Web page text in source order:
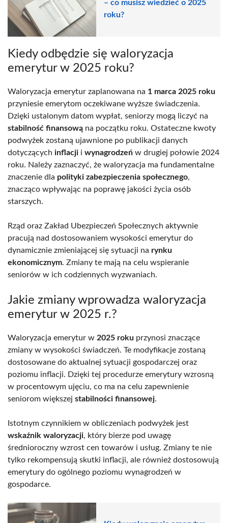
– co musisz wiedzieć o 2025
roku?
Kiedy odbędzie się waloryzacja
emerytur w 2025 roku?
Waloryzacja emerytur zaplanowana na 1 marca 2025 roku
przyniesie emerytom oczekiwane wyższe świadczenia.
Dzięki ustalonym datom wypłat, seniorzy mogą liczyć na
stabilność finansową na początku roku. Ostateczne kwoty
podwyżek zostaną ujawnione po publikacji danych
dotyczących inflacji i wynagrodzeń w drugiej połowie 2024
roku. Należy zaznaczyć, że waloryzacja ma fundamentalne
znaczenie dla polityki zabezpieczenia społecznego,
znacząco wpływając na poprawę jakości życia osób
starszych.
Rząd oraz Zakład Ubezpieczeń Społecznych aktywnie
pracują nad dostosowaniem wysokości emerytur do
dynamicznie zmieniającej się sytuacji na rynku
ekonomicznym. Zmiany te mają na celu wspieranie
seniorów w ich codziennych wyzwaniach.
Jakie zmiany wprowadza waloryzacja
emerytur w 2025 r.?
Waloryzacja emerytur w 2025 roku przynosi znaczące
zmiany w wysokości świadczeń. Te modyfikacje zostaną
dostosowane do aktualnej sytuacji gospodarczej oraz
poziomu inflacji. Dzięki tej procedurze emerytury wzrosną
w procentowym ujęciu, co ma na celu zapewnienie
seniorom większej stabilności finansowej.
Istotnym czynnikiem w obliczeniach podwyżek jest
wskaźnik waloryzacji, który bierze pod uwagę
średnioroczny wzrost cen towarów i usług. Zmiany te nie
tylko rekompensują skutki inflacji, ale również dostosowują
emerytury do ogólnego poziomu wynagrodzeń w
gospodarce.